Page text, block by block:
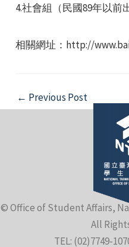
4.社會組（民國89年以前
相關網址：http://
Post
navigation
← Previous Post
© Office of Student Affairs,
All
TEL: (02)7749-